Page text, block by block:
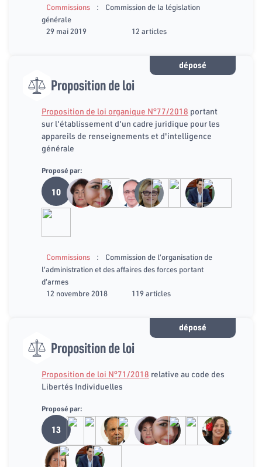
Commissions :
Commission de la législation
générale
29 mai 2019
12 articles
déposé
Proposition de loi
Proposition de loi organique N°77/2018 portant
sur l'établissement d'un cadre juridique pour les
appareils de renseignements et d'intelligence
générale
Proposé par:
10
Commissions :
Commission de l’organisation de
l’administration et des affaires des forces portant
d’armes
12 novembre 2018
119 articles
déposé
Proposition de loi
Proposition de loi N°71/2018 relative au code des
Libertés Individuelles
Proposé par:
13